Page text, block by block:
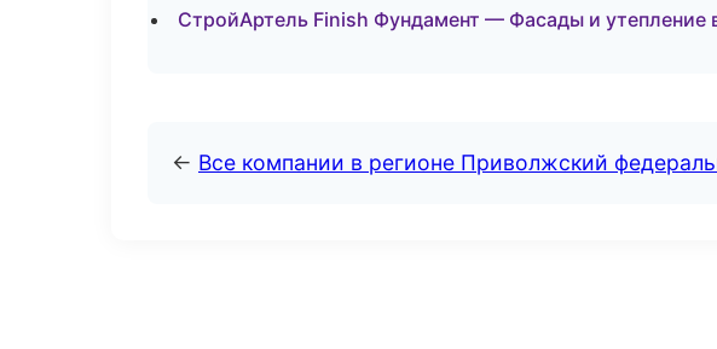
СтройАртель Finish Фундамент — Фасады и утепление
← Все компании в регионе Приволжский